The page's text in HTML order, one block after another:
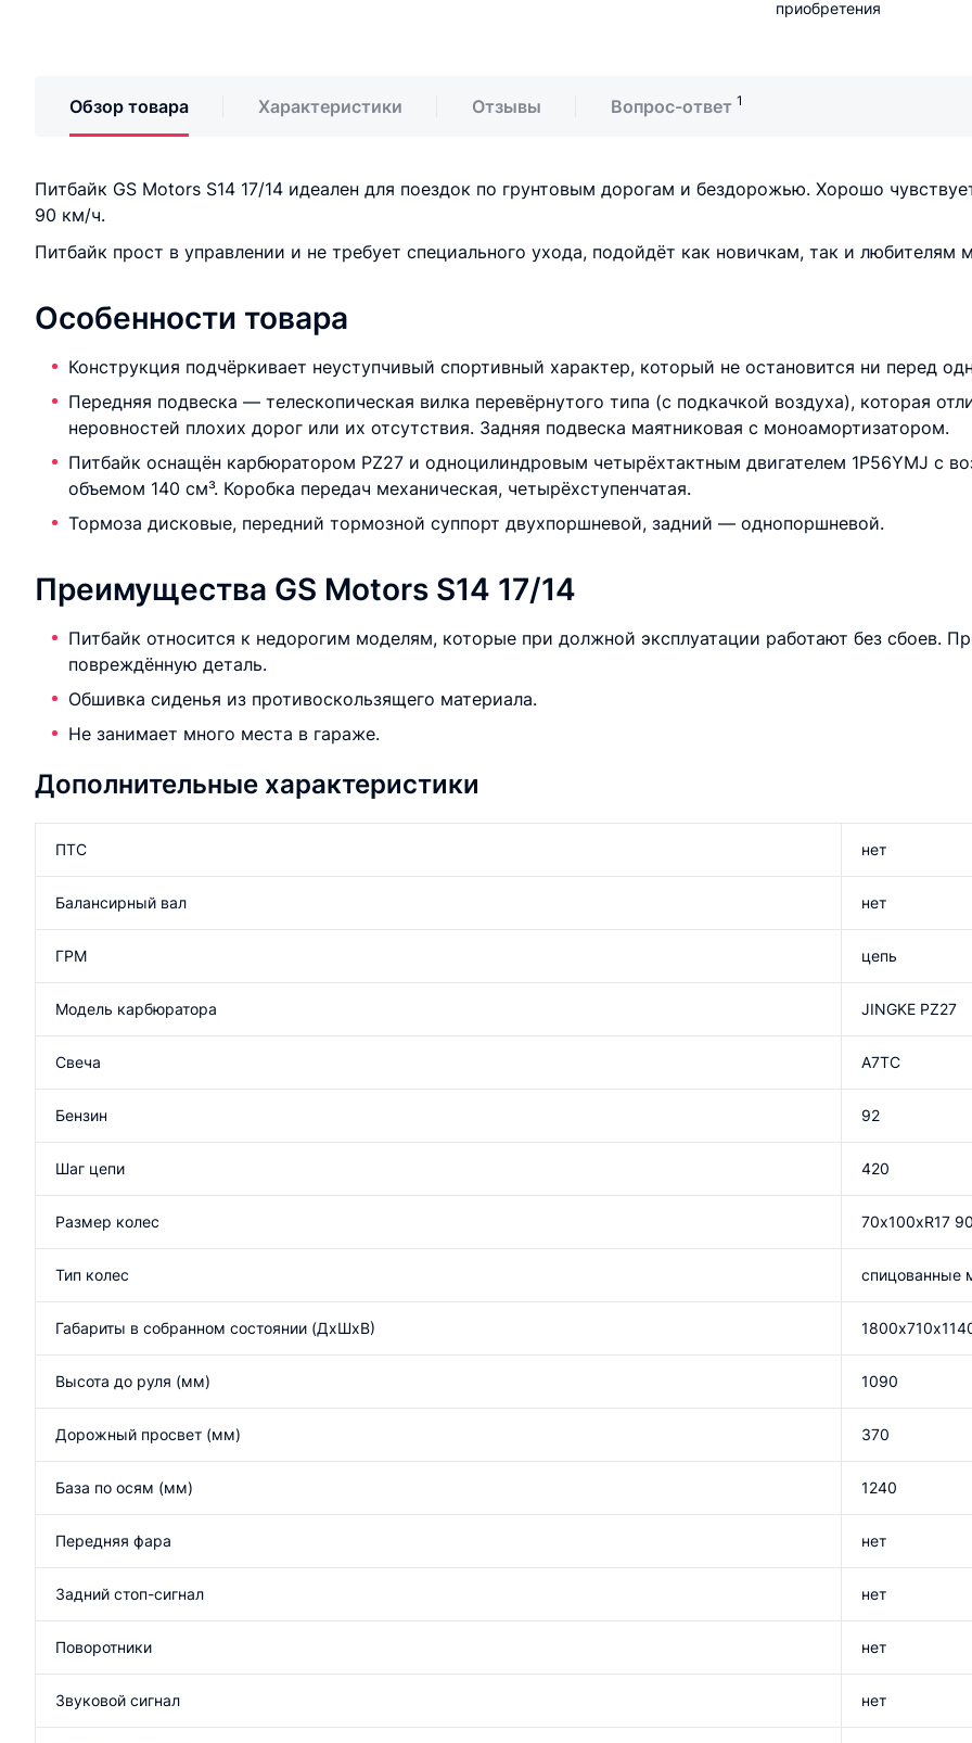
приобретения
Обзор товара Характеристики Отзывы Вопрос-ответ 1
Питбайк GS Motors S14 17/14 идеален для поездок по грунтовым дорогам и бездорожью. Хорошо
90 км/ч.
Питбайк прост в управлении и не требует специального ухода, подойдёт как новичкам, так и любителям
Особенности товара
Конструкция подчёркивает неуступчивый спортивный характер, который не остановится ни перед
Передняя подвеска — телескопическая вилка перевёрнутого типа (с подкачкой воздуха), которая
неровностей плохих дорог или их отсутствия. Задняя подвеска маятниковая с моноамортизатором.
Питбайк оснащён карбюратором PZ27 и одноцилиндровым четырёхтактным двигателем 1P56YMJ с
объемом 140 см³. Коробка передач механическая, четырёхступенчатая.
Тормоза дисковые, передний тормозной суппорт двухпоршневой, задний — однопоршневой.
Преимущества GS Motors S14 17/14
Питбайк относится к недорогим моделям, которые при должной эксплуатации работают без сбоев.
повреждённую деталь.
Обшивка сиденья из противоскользящего материала.
Не занимает много места в гараже.
Дополнительные характеристики
ПТС нет
Балансирный вал нет
ГРМ цепь
Модель карбюратора JINGKE PZ27
Свеча A7TC
Бензин 92
Шаг цепи 420
Размер колес 70х100хR17
Тип колес спицованные
Габариты в собранном состоянии (ДхШхВ)
Высота до руля (мм) 1090
Дорожный просвет (мм) 370
База по осям (мм) 1240
Передняя фара нет
Задний стоп-сигнал нет
Поворотники нет
Звуковой сигнал нет